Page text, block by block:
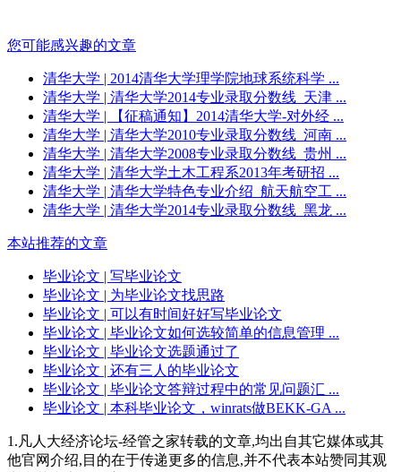
您可能感兴趣的文章
清华大学 | 2014清华大学理学院地球系统科学 ...
清华大学 | 清华大学2014专业录取分数线_天津 ...
清华大学 | 【征稿通知】2014清华大学-对外经 ...
清华大学 | 清华大学2010专业录取分数线_河南 ...
清华大学 | 清华大学2008专业录取分数线_贵州 ...
清华大学 | 清华大学土木工程系2013年考研招 ...
清华大学 | 清华大学特色专业介绍_航天航空工 ...
清华大学 | 清华大学2014专业录取分数线_黑龙 ...
本站推荐的文章
毕业论文 | 写毕业论文
毕业论文 | 为毕业论文找思路
毕业论文 | 可以有时间好好写毕业论文
毕业论文 | 毕业论文如何选较简单的信息管理 ...
毕业论文 | 毕业论文选题通过了
毕业论文 | 还有三人的毕业论文
毕业论文 | 毕业论文答辩过程中的常见问题汇 ...
毕业论文 | 本科毕业论文，winrats做BEKK-GA ...
1.凡人大经济论坛-经管之家转载的文章,均出自其它媒体或其
他官网介绍,目的在于传递更多的信息,并不代表本站赞同其观